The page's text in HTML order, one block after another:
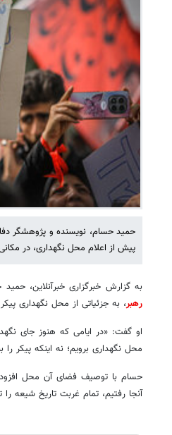
حمید حسام، نویسنده و پژوهشگر
پیش از اعلام محل نگهداری، در
به گزارش خبرگزاری خبرآنلاین،
رهبر، به جزئیاتی از محل نگهداری
او گفت: «در ایامی که هنوز جای
محل نگهداری برویم؛ نه اینکه پیکر
حسام با توصیف فضای آن محل
آنجا رفتیم، تمام غربت تاریخ شیعه را